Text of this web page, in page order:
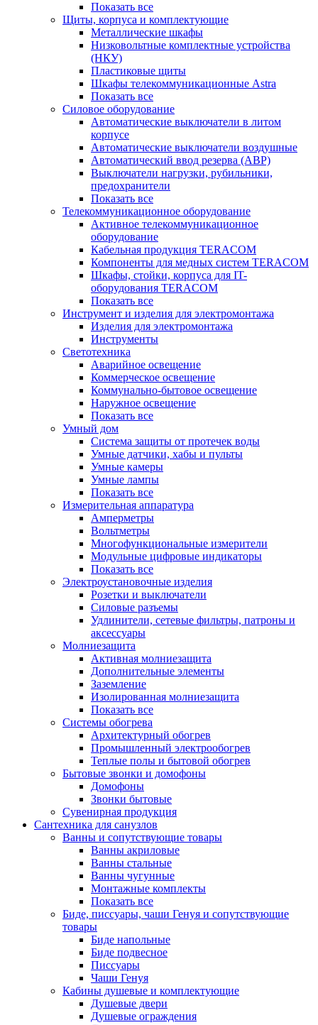
Показать все
Щиты, корпуса и комплектующие
Металлические шкафы
Низковольтные комплектные устройства
(НКУ)
Пластиковые щиты
Шкафы телекоммуникационные Astra
Показать все
Силовое оборудование
Автоматические выключатели в литом
корпусе
Автоматические выключатели воздушные
Автоматический ввод резерва (АВР)
Выключатели нагрузки, рубильники,
предохранители
Показать все
Телекоммуникационное оборудование
Активное телекоммуникационное
оборудование
Кабельная продукция TERACOM
Компоненты для медных систем TERACOM
Шкафы, стойки, корпуса для IT-
оборудования TERACOM
Показать все
Инструмент и изделия для электромонтажа
Изделия для электромонтажа
Инструменты
Светотехника
Аварийное освещение
Коммерческое освещение
Коммунально-бытовое освещение
Наружное освещение
Показать все
Умный дом
Система защиты от протечек воды
Умные датчики, хабы и пульты
Умные камеры
Умные лампы
Показать все
Измерительная аппаратура
Амперметры
Вольтметры
Многофункциональные измерители
Модульные цифровые индикаторы
Показать все
Электроустановочные изделия
Розетки и выключатели
Силовые разъемы
Удлинители, сетевые фильтры, патроны и
аксессуары
Молниезащита
Активная молниезащита
Дополнительные элементы
Заземление
Изолированная молниезащита
Показать все
Системы обогрева
Архитектурный обогрев
Промышленный электрообогрев
Теплые полы и бытовой обогрев
Бытовые звонки и домофоны
Домофоны
Звонки бытовые
Сувенирная продукция
Сантехника для санузлов
Ванны и сопутствующие товары
Ванны акриловые
Ванны стальные
Ванны чугунные
Монтажные комплекты
Показать все
Биде, писсуары, чаши Генуя и сопутствующие
товары
Биде напольные
Биде подвесное
Писсуары
Чаши Генуя
Кабины душевые и комплектующие
Душевые двери
Душевые ограждения